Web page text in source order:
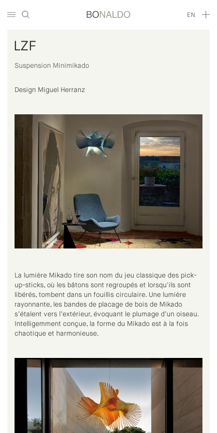
EN
LZF
Suspension Minimikado
Design Miguel Herranz
La lumière Mikado tire son nom du jeu classique des pick-
up-sticks, où les bâtons sont regroupés et lorsqu'ils sont
libérés, tombent dans un fouillis circulaire. Une lumière
rayonnante, les bandes de placage de bois de Mikado
s’étalent vers l’extérieur, évoquant le plumage d’un oiseau.
Intelligemment conçue, la forme du Mikado est à la fois
chaotique et harmonieuse.